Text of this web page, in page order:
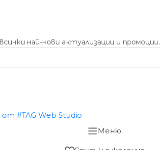
най-нови актуализации и промоции.
Меню